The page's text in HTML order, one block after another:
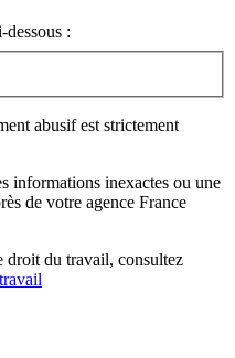
:
abusif est strictement
informations inexactes ou une
de votre agence France
droit du travail, consultez